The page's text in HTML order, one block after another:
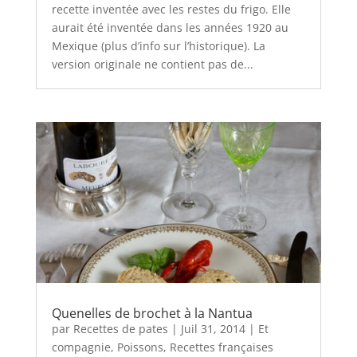
recette inventée avec les restes du frigo. Elle
aurait été inventée dans les années 1920 au
Mexique (plus d’info sur l’historique). La
version originale ne contient pas de...
Quenelles de brochet à la Nantua
par Recettes de pates | Juil 31, 2014| Et
compagnie, Poissons, Recettes françaises